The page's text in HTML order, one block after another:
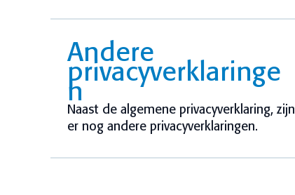
Andere
privacyverklaringe
n
Naast de algemene privacyverklaring, zijn
er nog andere privacyverklaringen.